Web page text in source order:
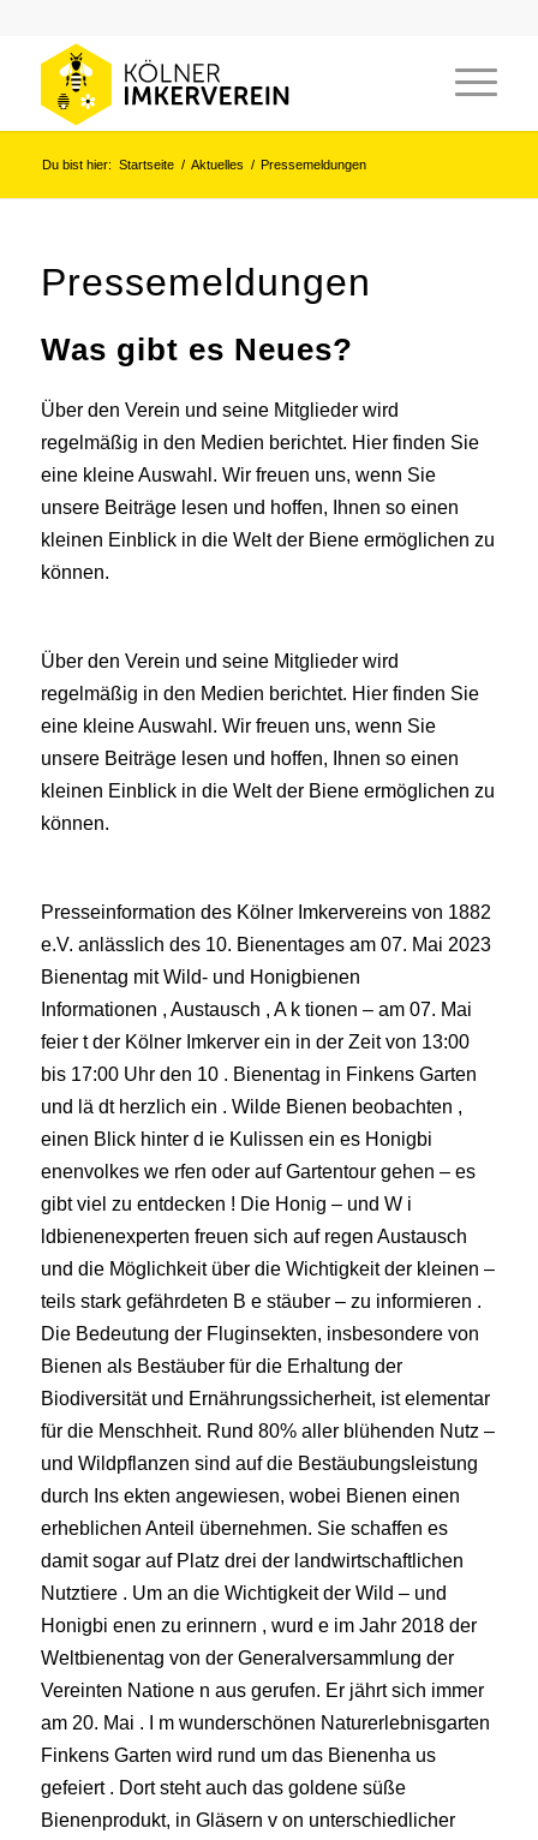
Du bist hier: Startseite / Aktuelles / Pressemeldungen
Pressemeldungen
Was gibt es Neues?
Über den Verein und seine Mitglieder wird
regelmäßig in den Medien berichtet. Hier finden Sie
eine kleine Auswahl. Wir freuen uns, wenn Sie
unsere Beiträge lesen und hoffen, Ihnen so einen
kleinen Einblick in die Welt der Biene ermöglichen zu
können.
Über den Verein und seine Mitglieder wird
regelmäßig in den Medien berichtet. Hier finden Sie
eine kleine Auswahl. Wir freuen uns, wenn Sie
unsere Beiträge lesen und hoffen, Ihnen so einen
kleinen Einblick in die Welt der Biene ermöglichen zu
können.
Presseinformation des Kölner Imkervereins von 1882
e.V. anlässlich des 10. Bienentages am 07. Mai 2023
Bienentag mit Wild- und Honigbienen
Informationen , Austausch , A k tionen – am 07. Mai
feier t der Kölner Imkerver ein in der Zeit von 13:00
bis 17:00 Uhr den 10 . Bienentag in Finkens Garten
und lä dt herzlich ein . Wilde Bienen beobachten ,
einen Blick hinter d ie Kulissen ein es Honigbi
enenvolkes we rfen oder auf Gartentour gehen – es
gibt viel zu entdecken ! Die Honig – und W i
ldbienenexperten freuen sich auf regen Austausch
und die Möglichkeit über die Wichtigkeit der kleinen –
teils stark gefährdeten B e stäuber – zu informieren .
Die Bedeutung der Fluginsekten, insbesondere von
Bienen als Bestäuber für die Erhaltung der
Biodiversität und Ernährungssicherheit, ist elementar
für die Menschheit. Rund 80% aller blühenden Nutz –
und Wildpflanzen sind auf die Bestäubungsleistung
durch Ins ekten angewiesen, wobei Bienen einen
erheblichen Anteil übernehmen. Sie schaffen es
damit sogar auf Platz drei der landwirtschaftlichen
Nutztiere . Um an die Wichtigkeit der Wild – und
Honigbi enen zu erinnern , wurd e im Jahr 2018 der
Weltbienentag von der Generalversammlung der
Vereinten Natione n aus gerufen. Er jährt sich immer
am 20. Mai . I m wunderschönen Naturerlebnisgarten
Finkens Garten wird rund um das Bienenha us
gefeiert . Dort steht auch das goldene süße
Bienenprodukt, in Gläsern v on unterschiedlicher